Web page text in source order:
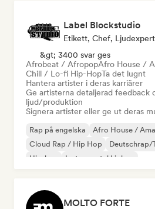
Label Blockstudio
Etikett, Chef, Ljudexpert
&gt; 3400 svar ges
Afrobeat / AfropopAfro House /
Chill / Lo-fi Hip-HopTa det lugnt
Hantera artister i deras karriärer
Ge artisterna detaljerad feedback
ljud/produktion
Signera artister eller ge ut deras
Rap på engelska Afro House /
Cloud Rap / Hip Hop
Deutschrap/
Hip-hop
Instrumental hiphop
MOLTO FORTE